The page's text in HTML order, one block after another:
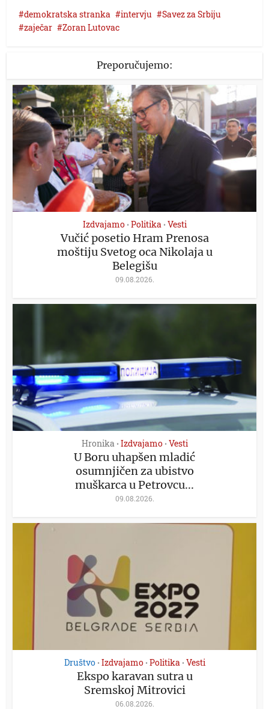
demokratska stranka intervju
Savez za Srbiju
zaječar
Zoran Lutovac
Preporučujemo:
Izdvajamo • Politika • Vesti
Vučić posetio Hram Prenosa
moštiju Svetog oca Nikolaja u
Belegišu
09.08.2026.
Hronika • Izdvajamo • Vesti
U Boru uhapšen mladić
osumnjičen za ubistvo
muškarca u Petrovcu...
09.08.2026.
Društvo • Izdvajamo • Politika • Vesti
Ekspo karavan sutra u
Sremskoj Mitrovici
06.08.2026.